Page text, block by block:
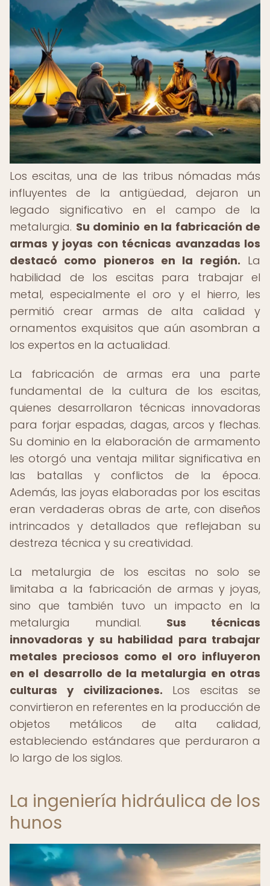
Los escitas, una de las tribus nómadas más
influyentes de la antigüedad, dejaron un
legado significativo en el campo de la
metalurgia. Su dominio en la fabricación de
armas y joyas con técnicas avanzadas los
destacó como pioneros en la región. La
habilidad de los escitas para trabajar el
metal, especialmente el oro y el hierro, les
permitió crear armas de alta calidad y
ornamentos exquisitos que aún asombran a
los expertos en la actualidad.
La fabricación de armas era una parte
fundamental de la cultura de los escitas,
quienes desarrollaron técnicas innovadoras
para forjar espadas, dagas, arcos y flechas.
Su dominio en la elaboración de armamento
les otorgó una ventaja militar significativa en
las batallas y conflictos de la época.
Además, las joyas elaboradas por los escitas
eran verdaderas obras de arte, con diseños
intrincados y detallados que reflejaban su
destreza técnica y su creatividad.
La metalurgia de los escitas no solo se
limitaba a la fabricación de armas y joyas,
sino que también tuvo un impacto en la
metalurgia mundial. Sus técnicas
innovadoras y su habilidad para trabajar
metales preciosos como el oro influyeron
en el desarrollo de la metalurgia en otras
culturas y civilizaciones. Los escitas se
convirtieron en referentes en la producción de
objetos metálicos de alta calidad,
estableciendo estándares que perduraron a
lo largo de los siglos.
La ingeniería hidráulica de los
hunos